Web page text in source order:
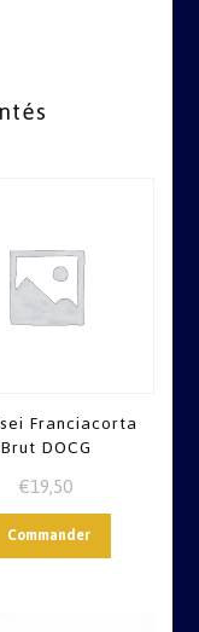
Franciacorta
Brut DOCG
€19,50
Commander